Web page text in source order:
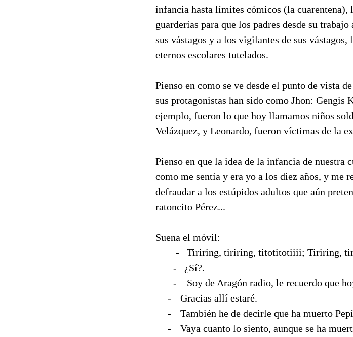
infancia hasta límites cómicos (la cuarentena),
guarderías para que los padres desde su
sus vástagos y a los vigilantes de sus
eternos escolares tutelados.
Pienso en como se ve desde el punto de vista
sus protagonistas han sido como Jhon:
ejemplo, fueron lo que hoy llamamos niños
Velázquez, y Leonardo, fueron víctimas de la
Pienso en que la idea de la infancia de
como me sentía y era yo a los diez años, y me
defraudar a los estúpidos adultos que aún
ratoncito Pérez...
Suena el móvil:
-
Tiriring, tiriring, titotitotiiii; Tiriring,
-
¿Sí?.
-
Soy de Aragón radio, le recuerdo que
-
Gracias allí estaré.
-
También he de decirle que ha muerto
-
Vaya cuanto lo siento, aunque se ha